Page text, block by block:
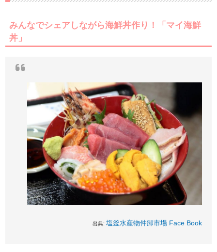
みんなでシェアしながら海鮮丼作り！「マイ海鮮
丼」
出典: 塩釜水産物仲卸市場 Face Book